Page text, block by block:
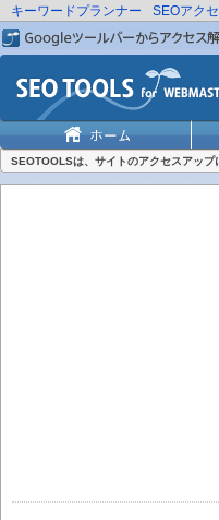
キーワードプランナー SEOアク
SEOTOOLSは、サイトのアクセスアッ